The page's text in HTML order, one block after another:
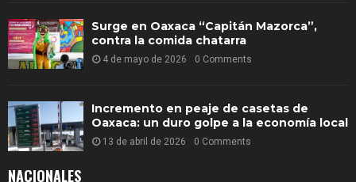
Surge en Oaxaca “Capitán Mazorca”,
contra la comida chatarra
4 de mayo de 2026 0 Comments
Incremento en peaje de casetas de
Oaxaca: un duro golpe a la economía local
13 de abril de 2026 0 Comments
NACIONALES